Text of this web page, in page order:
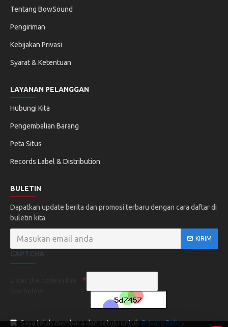
Tentang BowSound
Pengiriman
Kebijakan Privasi
Syarat & Ketentuan
LAYANAN PELANGGAN
Hubungi Kita
Pengembalian Barang
Peta Situs
Records Label & Distribution
BULETIN
Dapatkan update berita dan promosi terbaru dengan cara daftar di
buletin kita
KIRIM
CAPTCHA
Saya telah membaca dan setuju untukPrivacy Policy